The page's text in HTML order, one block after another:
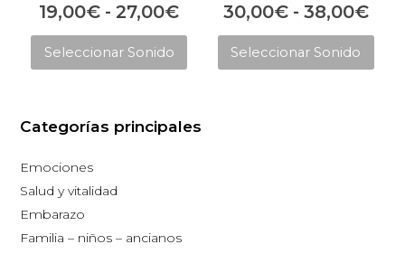
producto
19,00€ - 27,00€Rango
de
precios:
19,00€
Seleccionar Sonido
Este
producto
variantes.
30,00€ - 38,00€
de
Seleccionar Sonido
Categorías principales
Emociones
Salud y vitalidad
Embarazo
Familia – niños – ancianos